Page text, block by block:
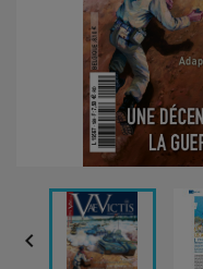
